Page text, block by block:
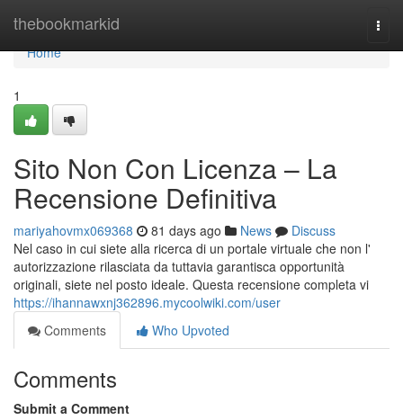
thebookmarkid
Home
Home
1
Sito Non Con Licenza – La
Recensione Definitiva
mariyahovmx069368 81 days ago News
Discuss
Nel caso in cui siete alla ricerca di un portale virtuale che non l'
autorizzazione rilasciata da tuttavia garantisca opportunità
originali, siete nel posto ideale. Questa recensione completa vi
https://ihannawxnj362896.mycoolwiki.com/user
Comments
Who Upvoted
Comments
Submit a Comment